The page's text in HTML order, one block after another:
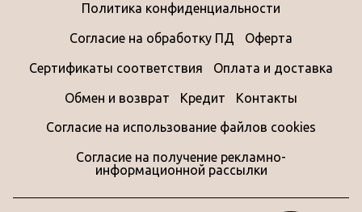
Политика конфиденциальности
Согласие на обработку ПД Оферта
Сертификаты соответствия Оплата и доставка
Обмен и возврат Кредит Контакты
Согласие на использование файлов cookies
Согласие на получение рекламно-
информационной рассылки